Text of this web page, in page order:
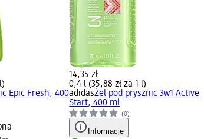
Epic Fresh, 400
14,35 zł
0,4 l (35,88 zł za 1 l)
adidasŻel pod prysznic 3w1 Active
Start, 400 ml
(0)
Informacje